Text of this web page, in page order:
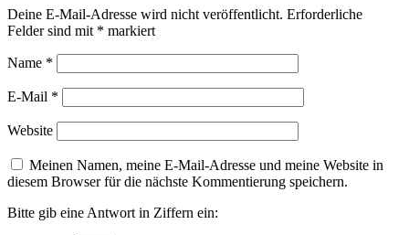
Deine E-Mail-Adresse wird nicht veröffentlicht. Erforderliche
Felder sind mit * markiert
Name *
E-Mail *
Website
Meinen Namen, meine E-Mail-Adresse und meine Website in
diesem Browser für die nächste Kommentierung speichern.
Bitte gib eine Antwort in Ziffern ein: